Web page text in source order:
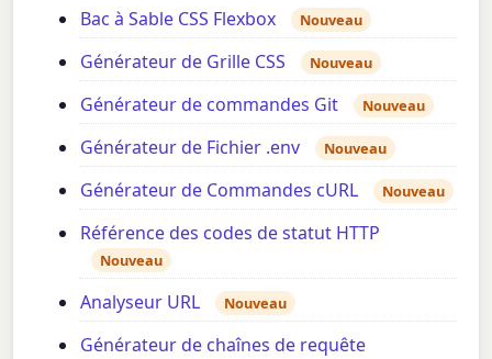
Bac à Sable CSS Flexbox Nouveau
Générateur de Grille CSS Nouveau
Générateur de commandes Git Nouveau
Générateur de Fichier .env Nouveau
Générateur de Commandes cURL Nouveau
Référence des codes de statut HTTP
Nouveau
Analyseur URL Nouveau
Générateur de chaînes de requête